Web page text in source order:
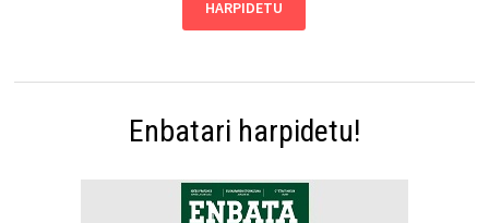
Enbatari harpidetu!